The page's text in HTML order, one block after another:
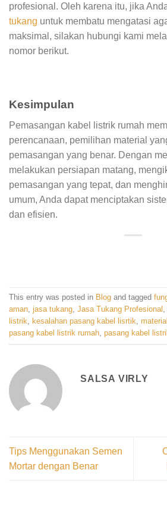
profesional. Oleh karena itu, jika
tukang untuk membatu mengatasi
maksimal, silakan hubungi kami
nomor berikut.
Kesimpulan
Pemasangan kabel listrik rumah
perencanaan, pemilihan material
pemasangan yang benar. Dengan
melakukan persiapan matang,
pemasangan yang tepat, dan
umum, Anda dapat menciptakan
dan efisien.
This entry was posted in Blog and tagged
aman, jasa tukang, Jasa Tukang Profesional ,
listrik, kesalahan pasang kabel lisrtik,
pasang kabel listrik rumah, pasang kabel
SALSA VIRLY
Tips Menggunakan Semen
Mortar dengan Benar